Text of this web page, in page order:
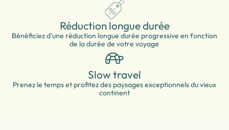
Réduction longue durée
Bénéficiez d'une réduction longue durée progressive en fonction
de la durée de votre voyage
Slow travel
Prenez le temps et profitez des paysages exceptionnels du vieux
continent